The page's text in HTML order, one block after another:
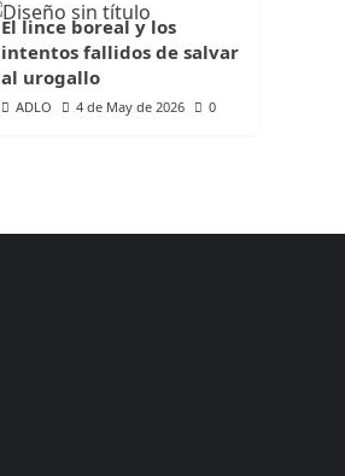
El lince boreal y los
intentos fallidos de salvar
al urogallo
ADLO 4 de May de 2026 0